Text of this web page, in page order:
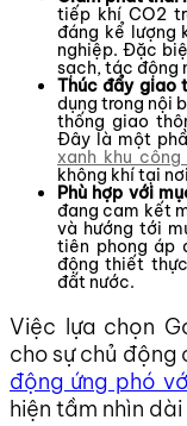
tiếp khí CO2
đáng kể lượng
nghiệp. Đặc
sạch, tác động
Thúc đẩy giao
dụng trong nội
thống giao
Đây là một
xanh khu công
không khí tại
Phù hợp với
đang cam kết
và hướng tới
tiên phong áp
động thiết
đất nước.
Việc lựa chọn
cho sự chủ động
động ứng phó
hiện tầm nhìn